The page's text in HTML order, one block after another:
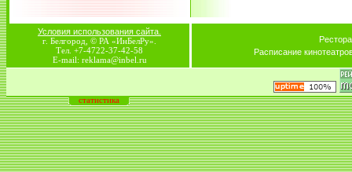
Условия использования сайта.
г. Белгород, © РА «ИнБелРу».
Тел. +7-4722-37-42-58
E-mail: reklama@inbel.ru
Расписание
статистика